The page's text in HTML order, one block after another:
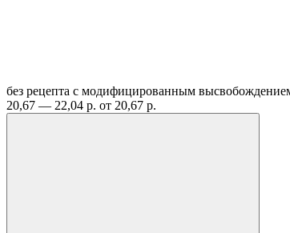
без рецепта с модифицированным
20,67 — 22,04 р. от 20,67 р.